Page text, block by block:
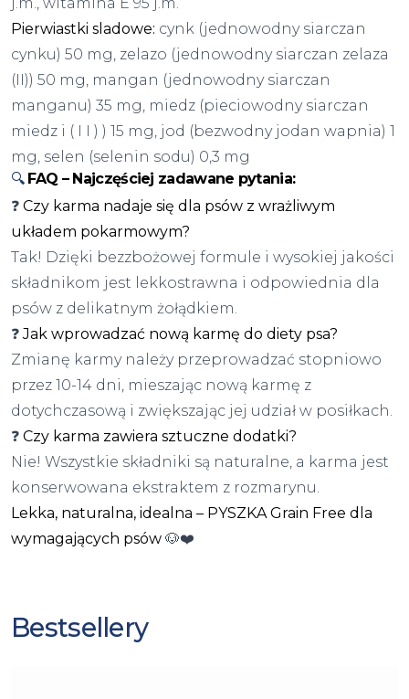
Pierwiastki sladowe: cynk (jednowodny siarczan
cynku) 50 mg, zelazo (jednowodny siarczan zelaza
(II)) 50 mg, mangan (jednowodny siarczan
manganu) 35 mg, miedz (pieciowodny siarczan
miedz i ( I I ) ) 15 mg, jod (bezwodny jodan wapnia) 1
mg, selen (selenin sodu) 0,3 mg
🔍 FAQ – Najczęściej zadawane pytania:
❓ Czy karma nadaje się dla psów z wrażliwym
układem pokarmowym?
Tak! Dzięki bezzbożowej formule i wysokiej jakości
składnikom jest lekkostrawna i odpowiednia dla
psów z delikatnym żołądkiem.
❓Jak wprowadzać nową karmę do diety psa?
Zmianę karmy należy przeprowadzać stopniowo
przez 10-14 dni, mieszając nową karmę z
dotychczasową i zwiększając jej udział w posiłkach.
❓ Czy karma zawiera sztuczne dodatki?
Nie! Wszystkie składniki są naturalne, a karma jest
konserwowana ekstraktem z rozmarynu.
Lekka, naturalna, idealna – PYSZKA Grain Free dla
wymagających psów 🐶❤️
Bestsellery